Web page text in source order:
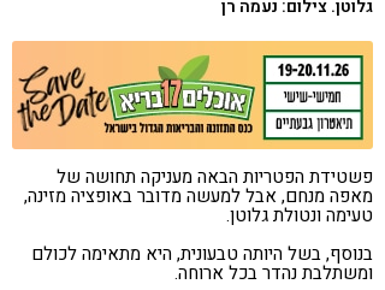
גלוטן. צילום: נעמה רן
פשטידת הפטריות הבאה מעניקה תחושה של
מאפה מנחם, אבל למעשה מדובר באופציה מזינה,
טעימה ונטולת גלוטן.
בנוסף, בשל היותה טבעונית, היא מתאימה לכולם
ומשתלבת נהדר בכל ארוחה.